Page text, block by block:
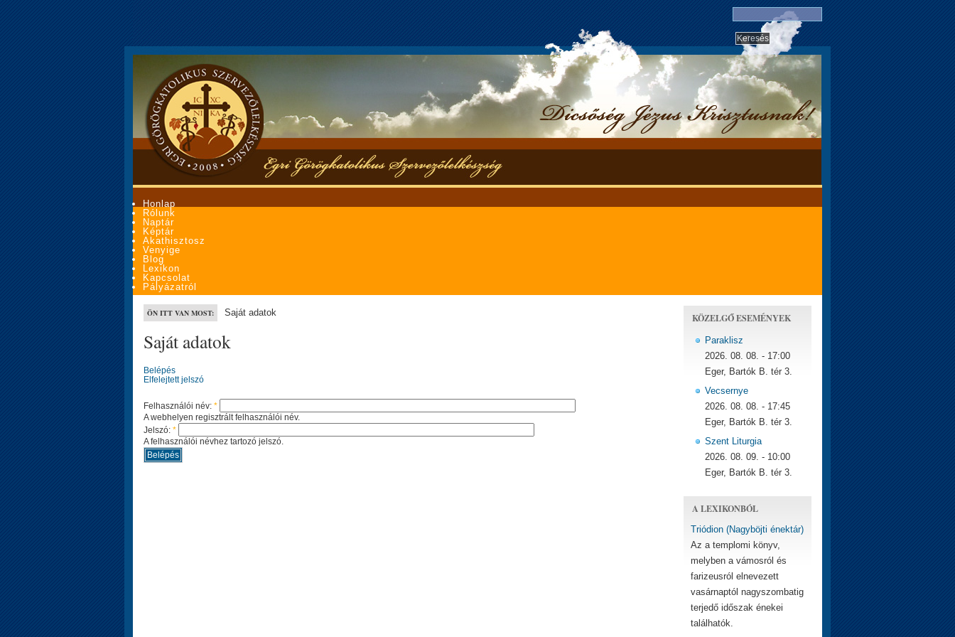
Honlap
Rólunk
Naptár
Képtár
Akathisztosz
Venyige
Blog
Lexikon
Kapcsolat
Pályázatról
ÖN ITT VAN MOST: Saját adatok
Saját adatok
Belépés
Elfelejtett jelszó
Felhasználói név: *
A webhelyen regisztrált felhasználói név.
Jelszó: *
A felhasználói névhez tartozó jelszó.
KÖZELGŐ ESEMÉNYEK
Paraklisz
2026. 08. 08. - 17:00
Eger, Bartók B. tér 3.
Vecsernye
2026. 08. 08. - 17:45
Eger, Bartók B. tér 3.
Szent Liturgia
2026. 08. 09. - 10:00
Eger, Bartók B. tér 3.
A LEXIKONBÓL
Triódion (Nagyböjti énektár)
Az a templomi könyv,
melyben a vámosról és
farizeusról elnevezett
vasárnaptól nagyszombatig
terjedő időszak énekei
találhatók.